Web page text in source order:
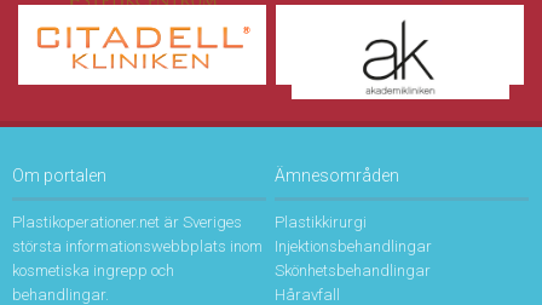
Om portalen
Plastikoperationer.net är Sveriges
största informationswebbplats inom
kosmetiska ingrepp och
behandlingar.
Ämnesområden
Plastikkirurgi
Injektionsbehandlingar
Skönhetsbehandlingar
Håravfall